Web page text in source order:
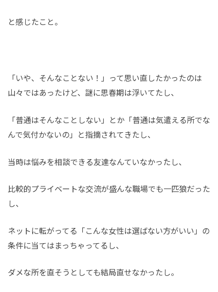
と感じたこと。
「いや、そんなことない！」って思い直したかったのは
山々ではあったけど、謎に思春期は浮いてたし、
「普通はそんなことしない」とか「普通は気遣える所でな
んで気付かないの」と指摘されてきたし、
当時は悩みを相談できる友達なんていなかったし、
比較的プライベートな交流が盛んな職場でも一匹狼だった
し、
ネットに転がってる「こんな女性は選ばない方がいい」の
条件に当てはまっちゃってるし、
ダメな所を直そうとしても結局直せなかったし。